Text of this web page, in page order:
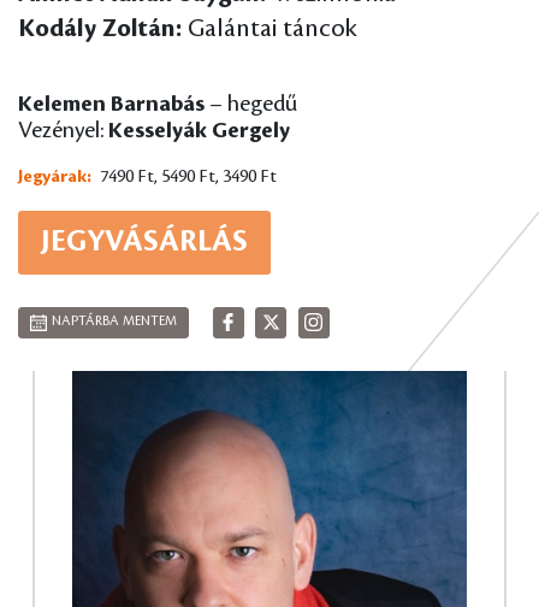
Kodály Zoltán: Galántai táncok
Kelemen Barnabás – hegedű
Vezényel: Kesselyák Gergely
Jegyárak: 7490 Ft, 5490 Ft, 3490 Ft
JEGYVÁSÁRLÁS
NAPTÁRBA MENTEM